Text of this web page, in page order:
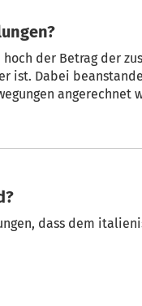
der Betrag der
ist. Dabei
angerechnet
dass dem